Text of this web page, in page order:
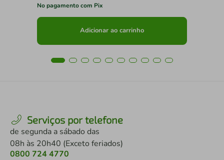
No pagamento com Pix
Adicionar ao carrinho
Serviços por telefone
de segunda a sábado das
08h às 20h40 (Exceto feriados)
0800 724 4770